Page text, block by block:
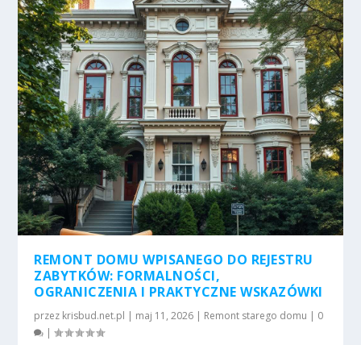
REMONT DOMU WPISANEGO DO REJESTRU
ZABYTKÓW: FORMALNOŚCI,
OGRANICZENIA I PRAKTYCZNE WSKAZÓWKI
przez krisbud.net.pl | maj 11, 2026 | Remont starego domu | 0
|